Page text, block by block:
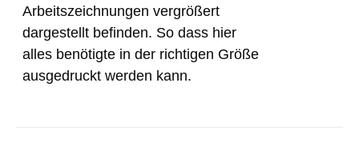
Arbeitszeichnungen vergrößert
dargestellt befinden. So dass hier
alles benötigte in der richtigen Größe
ausgedruckt werden kann.